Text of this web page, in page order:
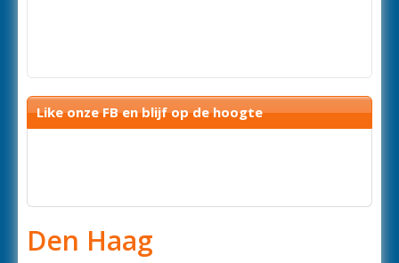
Like onze FB en blijf op de hoogte
Den Haag